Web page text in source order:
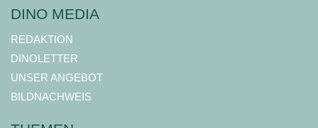
DINO MEDIA
REDAKTION
DINOLETTER
UNSER ANGEBOT
BILDNACHWEIS